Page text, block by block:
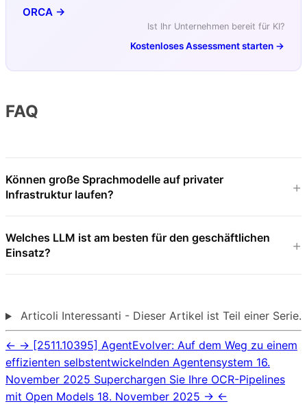
ORCA →
Ist Ihr Unternehmen bereit für KI?
Kostenloses Assessment starten →
FAQ
Können große Sprachmodelle auf privater
Infrastruktur laufen?
Welches LLM ist am besten für den geschäftlichen
Einsatz?
Articoli Interessanti - Dieser Artikel ist Teil einer Serie.
← → [2511.10395] AgentEvolver: Auf dem Weg zu einem
effizienten selbstentwickelnden Agentensystem 16.
November 2025 Superchargen Sie Ihre OCR-Pipelines
mit Open Models 18. November 2025 → ←